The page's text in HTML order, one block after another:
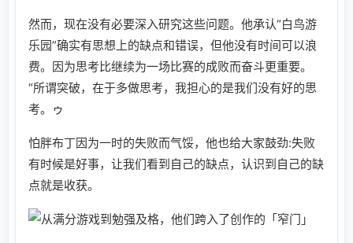
然而，现在没有必要深入研究这些问题。他承认“白鸟游
乐园”确实有思想上的缺点和错误，但他没有时间可以浪
费。因为思考比继续为一场比赛的成败而奋斗更重要。
“所谓突破，在于多做思考，我担心的是我们没有好的思
考。ゥ
怕胖布丁因为一时的失败而气馁，他也给大家鼓劲:失败
有时候是好事，让我们看到自己的缺点，认识到自己的缺
点就是收获。